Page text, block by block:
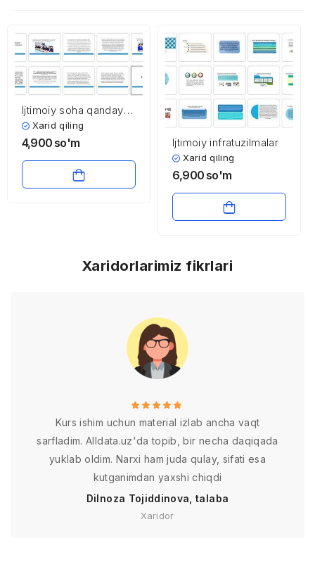
Ijtimoiy soha qanday
moliyalashtirilmoqda?
Xarid qiling
4,900 so'm Ijtimoiy infratuzilmalar
Xarid qiling
6,900 so'm
Xaridorlarimiz fikrlari
Kurs ishim uchun material izlab ancha vaqt
sarfladim. Alldata.uz'da topib, bir necha daqiqada
yuklab oldim. Narxi ham juda qulay, sifati esa
kutganimdan yaxshi chiqdi
Dilnoza Tojiddinova, talaba
Xaridor